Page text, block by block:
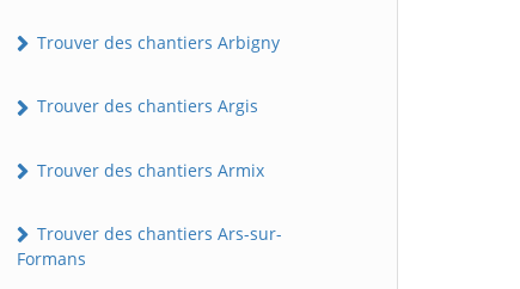
Trouver des chantiers Arbigny
Trouver des chantiers Argis
Trouver des chantiers Armix
Trouver des chantiers Ars-sur-
Formans